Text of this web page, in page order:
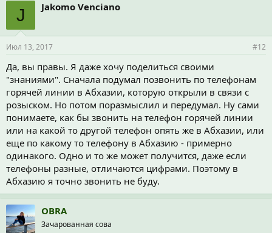
J Jakomo Venciano
Июл 13, 2017 #12
Да, вы правы. Я даже хочу поделиться своими
"знаниями". Сначала подумал позвонить по телефонам
горячей линии в Абхазии, которую открыли в связи с
розыском. Но потом поразмыслил и передумал. Ну сами
понимаете, как бы звонить на телефон горячей линии
или на какой то другой телефон опять же в Абхазии, или
еще по какому то телефону в Абхазию - примерно
одинакого. Одно и то же может получится, даже если
телефоны разные, отличаются цифрами. Поэтому в
Абхазию я точно звонить не буду.
OBRA
Зачарованная сова